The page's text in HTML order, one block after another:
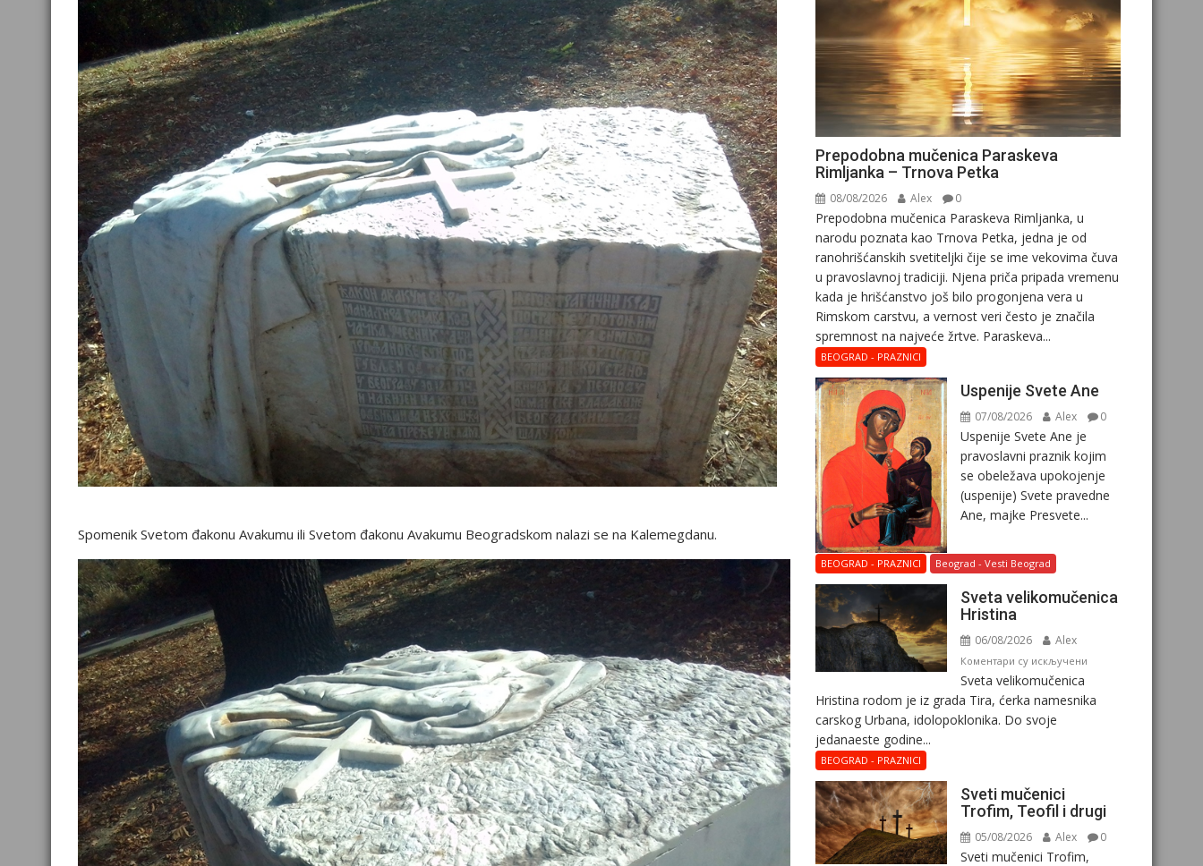
Spomenik Svetom đakonu Avakumu ili Svetom đakonu Avakumu Beogradskom nalazi se na Kalemegdanu.
Prepodobna mučenica Paraskeva
Rimljanka – Trnova Petka
08/08/2026 Alex 0
Prepodobna mučenica Paraskeva Rimljanka, u
narodu poznata kao Trnova Petka, jedna je od
ranohrišćanskih svetiteljki čije se ime vekovima čuva
u pravoslavnoj tradiciji. Njena priča pripada vremenu
kada je hrišćanstvo još bilo progonjena vera u
Rimskom carstvu, a vernost veri često je značila
spremnost na najveće žrtve. Paraskeva...
BEOGRAD - PRAZNICI
Uspenije Svete Ane
07/08/2026 Alex 0
Uspenije Svete Ane je
pravoslavni praznik kojim
se obeležava upokojenje
(uspenije) Svete pravedne
Ane, majke Presvete...
BEOGRAD - PRAZNICI Beograd - Vesti Beograd
Svеta vеlikоmučеnica
Hristina
06/08/2026 Alex
Коментари су искљученина
vеlikоmučеnica
Svеta vеlikоmučеnica
Hristina rodom je iz grada Tira, ćerka namesnika
carskog Urbana, idolopoklonika. Dо svоје
јеdanaеstе gоdinе...
BEOGRAD - PRAZNICI
Sveti mučenici
Trofim, Teofil i drugi
05/08/2026 Alex 0
Sveti mučenici Trofim,